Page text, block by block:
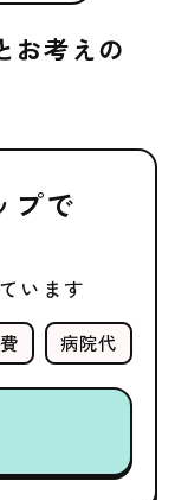
お考えの
プで
います
病院代